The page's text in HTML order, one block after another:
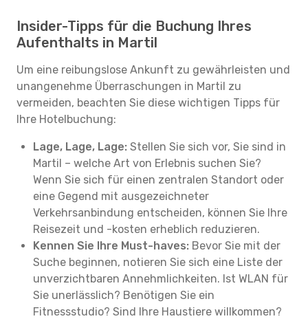
Insider-Tipps für die Buchung Ihres
Aufenthalts in Martil
Um eine reibungslose Ankunft zu gewährleisten und
unangenehme Überraschungen in Martil zu
vermeiden, beachten Sie diese wichtigen Tipps für
Ihre Hotelbuchung:
Lage, Lage, Lage: Stellen Sie sich vor, Sie sind in
Martil – welche Art von Erlebnis suchen Sie?
Wenn Sie sich für einen zentralen Standort oder
eine Gegend mit ausgezeichneter
Verkehrsanbindung entscheiden, können Sie Ihre
Reisezeit und -kosten erheblich reduzieren.
Kennen Sie Ihre Must-haves: Bevor Sie mit der
Suche beginnen, notieren Sie sich eine Liste der
unverzichtbaren Annehmlichkeiten. Ist WLAN für
Sie unerlässlich? Benötigen Sie ein
Fitnessstudio? Sind Ihre Haustiere willkommen?